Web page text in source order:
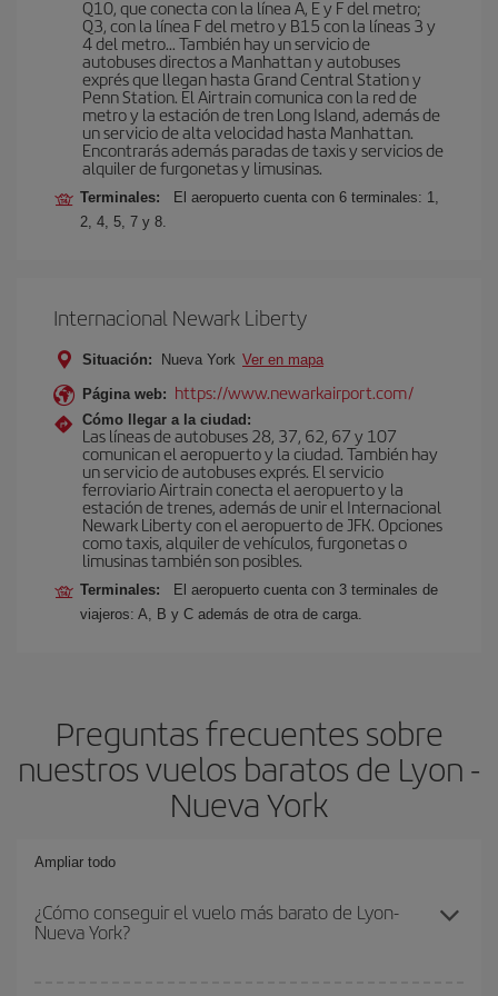
Q10, que conecta con la línea A, E y F del metro;
Q3, con la línea F del metro y B15 con la líneas 3 y
4 del metro… También hay un servicio de
autobuses directos a Manhattan y autobuses
exprés que llegan hasta Grand Central Station y
Penn Station. El Airtrain comunica con la red de
metro y la estación de tren Long Island, además de
un servicio de alta velocidad hasta Manhattan.
Encontrarás además paradas de taxis y servicios de
alquiler de furgonetas y limusinas.
Terminales:
El aeropuerto cuenta con 6 terminales: 1,
2, 4, 5, 7 y 8.
Internacional Newark Liberty
Situación: Nueva York Ver en mapa
Página web: https://www.newarkairport.com/
Cómo llegar a la ciudad:
Las líneas de autobuses 28, 37, 62, 67 y 107
comunican el aeropuerto y la ciudad. También hay
un servicio de autobuses exprés. El servicio
ferroviario Airtrain conecta el aeropuerto y la
estación de trenes, además de unir el Internacional
Newark Liberty con el aeropuerto de JFK. Opciones
como taxis, alquiler de vehículos, furgonetas o
limusinas también son posibles.
Terminales:
El aeropuerto cuenta con 3 terminales de
viajeros: A, B y C además de otra de carga.
Preguntas frecuentes sobre
nuestros vuelos baratos de Lyon -
Nueva York
Ampliar todo
¿Cómo conseguir el vuelo más barato de Lyon-
Nueva York?